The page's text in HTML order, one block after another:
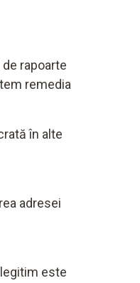
rapoarte
remedia
în alte
adresei
este